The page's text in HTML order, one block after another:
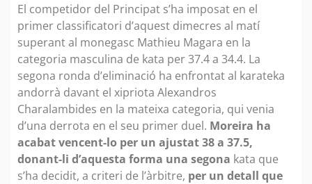
El competidor del Principat s’ha imposat en el
primer classificatori d’aquest dimecres al matí
superant al monegasc Mathieu Magara en la
categoria masculina de kata per 37.4 a 34.4. La
segona ronda d’eliminació ha enfrontat al karateka
andorrà davant el xipriota Alexandros
Charalambides en la mateixa categoria, qui venia
d’una derrota en el seu primer duel. Moreira ha
acabat vencent-lo per un ajustat 38 a 37.5,
donant-li d’aquesta forma una segona kata que
s’ha decidit, a criteri de l’àrbitre, per un detall que